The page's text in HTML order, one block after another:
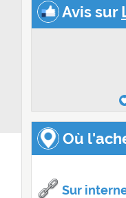
Avissur
Où
Sur